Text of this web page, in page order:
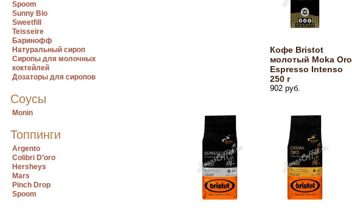
Spoom
Sunny Bio
Sweetfill
Teisseire
Баринофф
Натуральный сироп
Сиропы для молочных
коктейлей
Дозаторы для сиропов
Соусы
Monin
Топпинги
Argento
Colibri D’oro
Hersheys
Mars
Pinch Drop
Spoom
Кофе Bristot
молотый Moka Oro
Espresso Intenso
250 г
902 руб.